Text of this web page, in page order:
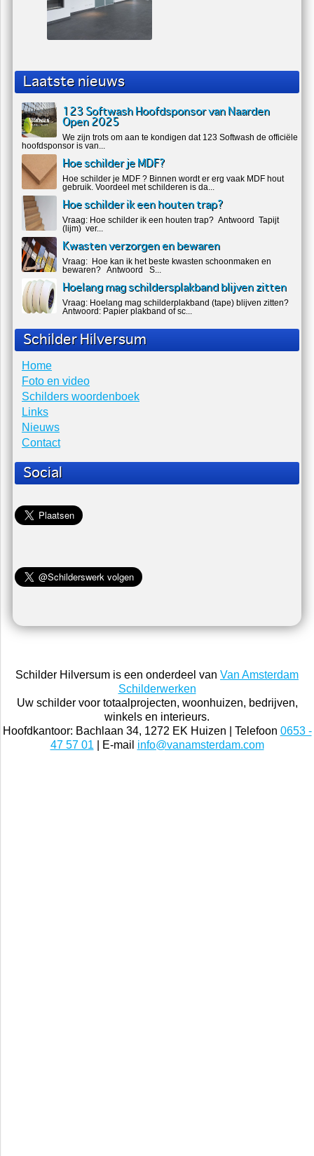
Laatste nieuws
123 Softwash Hoofdsponsor van Naarden
Open 2025
hoofdsponsor is van...
Hoe schilder je MDF?
gebruik. Voordeel met schilderen is da...
Hoe schilder ik een houten trap?
(lijm) ver...
Kwasten verzorgen en bewaren
bewaren? Antwoord S...
Hoelang mag schildersplakband blijven zitten
Antwoord: Papier plakband of sc...
Schilder Hilversum
Home
Foto en video
Schilders woordenboek
Links
Nieuws
Contact
Social
Schilder Hilversum is een onderdeel van
Schilderwerken
Uw schilder voor totaalprojecten, woonhuizen, bedrijven,
winkels en interieurs.
Hoofdkantoor: Bachlaan 34, 1272 EK Huizen | Telefoon